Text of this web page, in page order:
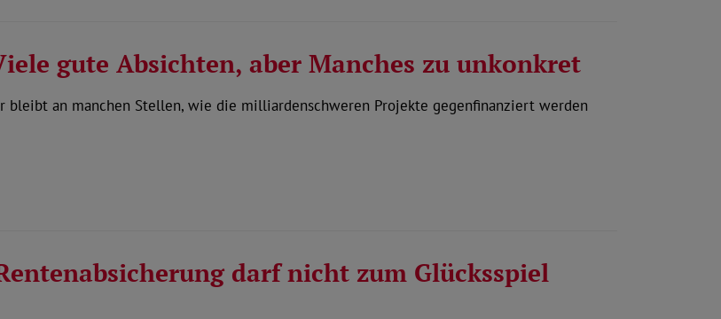
gute Absichten, aber Manches zu unkonkret
bleibt an manchen Stellen, wie die milliardenschweren Projekte gegenfinanziert werden
darf nicht zum Glücksspiel